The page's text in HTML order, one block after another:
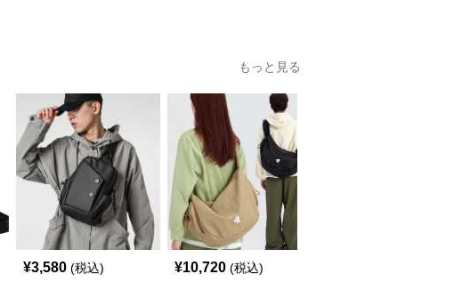
もっと見る
¥3,580 (税込) ¥10,720 (税込)